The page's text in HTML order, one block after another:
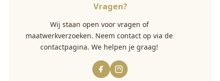
Vragen?
Wij staan open voor vragen of
maatwerkverzoeken. Neem contact op via de
contactpagina. We helpen je graag!